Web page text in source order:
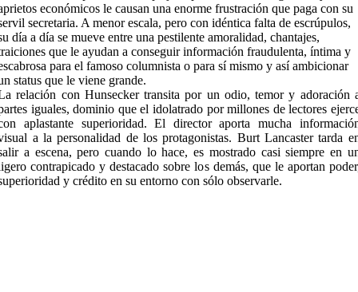
económicos le causan una enorme frustración que paga con su
secretaria. A menor escala, pero con idéntica falta de escrúpulos,
día a día se mueve entre una pestilente amoralidad, chantajes,
que le ayudan a conseguir información fraudulenta, íntima y
para el famoso columnista o para sí mismo y así ambicionar
status que le viene grande.
relación con Hunsecker transita por un odio, temor y adoración
iguales, dominio que el idolatrado por millones de lectores
aplastante superioridad. El director aporta mucha
a la personalidad de los protagonistas. Burt Lancaster tarda
a escena, pero cuando lo hace, es mostrado casi siempre en
contrapicado y destacado sobre los demás, que le aportan
y crédito en su entorno con sólo observarle.